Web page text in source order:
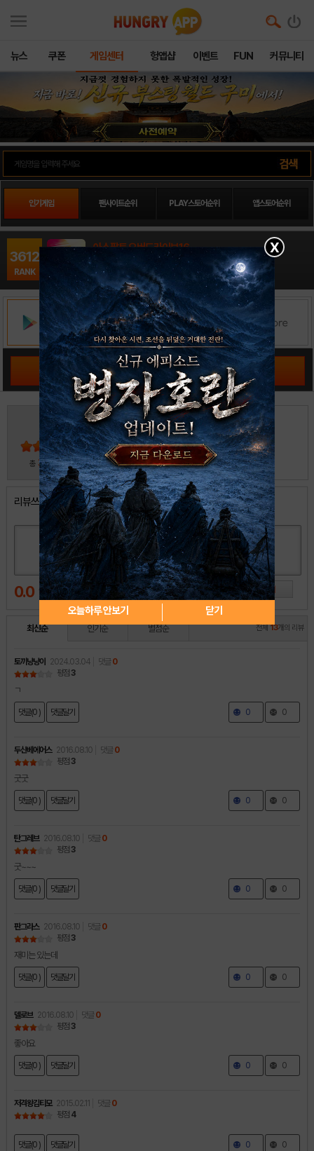
뉴스 쿠폰 게임센터 헝앱샵 이벤트 FUN 커뮤니티
인기게임 팬사이트순위 PLAY스토어순위 앱스토어순위
3612
RANK
아스팔트 오버드라이브16
출시일: 2014-09-29
공략 커뮤니티 바로가기
4
총 30 명 참여
5
4
3
2
1
리뷰쓰기
0.0
최신순 인기순 별점순 전체 13개의 리뷰
토끼냥냥이 2024.03.04 댓글 0
평점 3
ㄱ
댓글(0 ) 댓글달기 0 0
두산베에어스 2016.08.10 댓글 0
평점 3
굿굿
댓글(0 ) 댓글달기 0 0
탄그레브 2016.08.10 댓글 0
평점 3
굿~~~
댓글(0 ) 댓글달기 0 0
판그라스 2016.08.10 댓글 0
평점 3
재미는 있는데
댓글(0 ) 댓글달기 0 0
델로브 2016.08.10 댓글 0
평점 3
좋아요
댓글(0 ) 댓글달기 0 0
저격왕김티모 2015.02.11 댓글 0
평점 4
댓글(0 ) 댓글달기 0 0
X
오늘하루 안보기 닫기